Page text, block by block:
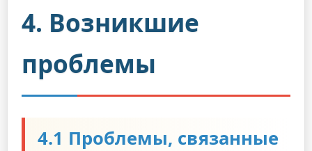
4. Возникшие
проблемы
4.1 Проблемы, связанные